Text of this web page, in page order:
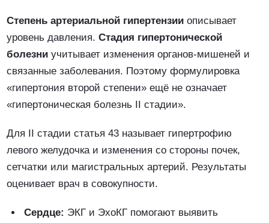
Степень артериальной гипертензии описывает
уровень давления. Стадия гипертонической
болезни учитывает изменения органов-мишеней и
связанные заболевания. Поэтому формулировка
«гипертония второй степени» ещё не означает
«гипертоническая болезнь II стадии».
Для II стадии статья 43 называет гипертрофию
левого желудочка и изменения со стороны почек,
сетчатки или магистральных артерий. Результаты
оценивает врач в совокупности.
Сердце: ЭКГ и ЭхоКГ помогают выявить